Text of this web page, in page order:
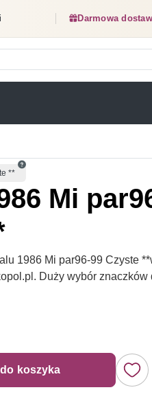
Darmowa
**
Mi
1986 Mi par96-99 Czyste
Duży wybór znaczków
koszyka